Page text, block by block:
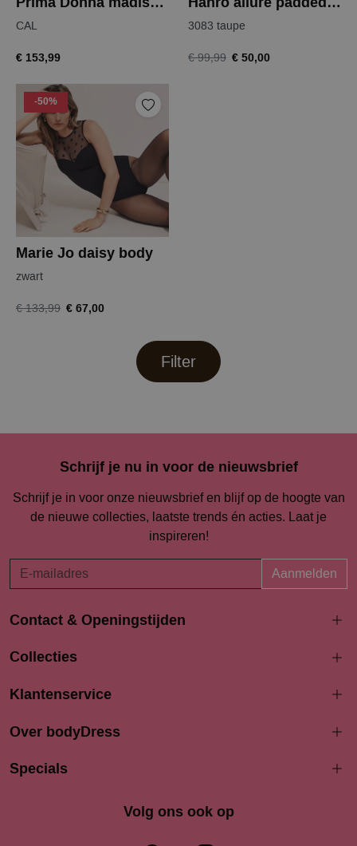
CAL
€ 153,99
3083 taupe
€ 99,99 € 50,00
-50%
Marie Jo daisy body
zwart
€ 133,99 € 67,00
Filter
Schrijf je nu in voor de nieuwsbrief
Schrijf je in voor onze nieuwsbrief en blijf op de hoogte van
de nieuwe collecties, laatste trends én acties. Laat je
inspireren!
Aanmelden
Contact & Openingstijden
Langestraat 94-96
033 4690704
Openingstijden
Maandag 13:00 - 17:30
Collecties
Klantenservice
Over bodyDress
Specials
Volg ons ook op